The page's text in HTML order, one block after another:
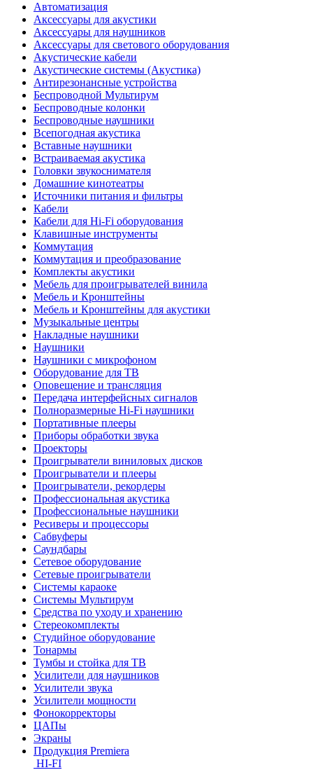
Автоматизация
Аксессуары для акустики
Аксессуары для наушников
Аксессуары для светового оборудования
Акустические кабели
Акустические системы (Акустика)
Антирезонансные устройства
Беспроводной Мультирум
Беспроводные колонки
Беспроводные наушники
Всепогодная акустика
Вставные наушники
Встраиваемая акустика
Головки звукоснимателя
Домашние кинотеатры
Источники питания и фильтры
Кабели
Кабели для Hi-Fi оборудования
Клавишные инструменты
Коммутация
Коммутация и преобразование
Комплекты акустики
Мебель для проигрывателей винила
Мебель и Кронштейны
Мебель и Кронштейны для акустики
Музыкальные центры
Накладные наушники
Наушники
Наушники с микрофоном
Оборудование для ТВ
Оповещение и трансляция
Передача интерфейсных сигналов
Полноразмерные Hi-Fi наушники
Портативные плееры
Приборы обработки звука
Проекторы
Проигрыватели виниловых дисков
Проигрыватели и плееры
Проигрыватели, рекордеры
Профессиональная акустика
Профессиональные наушники
Ресиверы и процессоры
Сабвуферы
Саундбары
Сетевое оборудование
Сетевые проигрыватели
Системы караоке
Системы Мультирум
Средства по уходу и хранению
Стереокомплекты
Студийное оборудование
Тонармы
Тумбы и стойка для ТВ
Усилители для наушников
Усилители звука
Усилители мощности
Фонокорректоры
ЦАПы
Экраны
Продукция Premiera
HI-FI